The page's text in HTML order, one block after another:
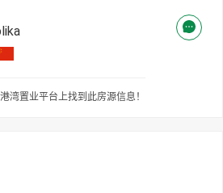
湾置业平台上找到此房源信息！